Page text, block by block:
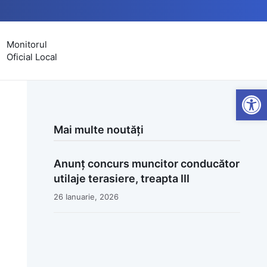
Monitorul
Oficial Local
Mai multe noutăți
Anunț concurs muncitor conducător
utilaje terasiere, treapta III
26 Ianuarie, 2026